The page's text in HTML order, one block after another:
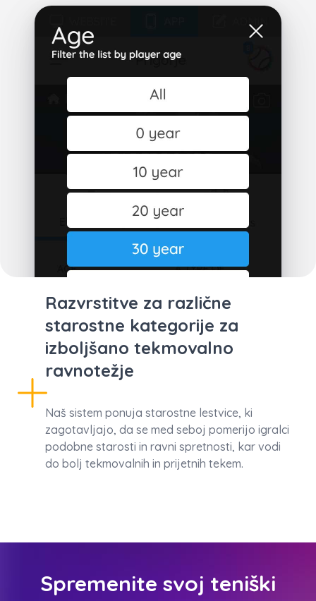
Razvrstitve za različne
starostne kategorije za
izboljšano tekmovalno
ravnotežje
Naš sistem ponuja starostne lestvice, ki
zagotavljajo, da se med seboj pomerijo igralci
podobne starosti in ravni spretnosti, kar vodi
do bolj tekmovalnih in prijetnih tekem.
Spremenite svoj teniški